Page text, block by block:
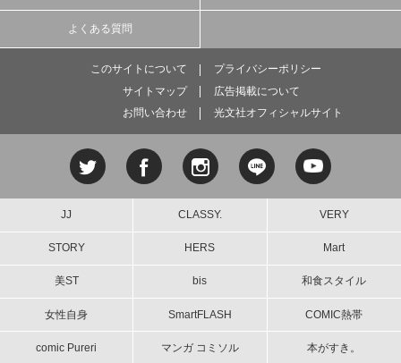
よくある質問
このサイトについて
プライバシーポリシー
サイトマップ
広告掲載について
お問い合わせ
光文社オフィシャルサイト
JJ CLASSY. VERY
STORY HERS Mart
美ST bis 和食スタイル
女性自身 SmartFLASH COMIC熱帯
comic Pureri マンガ コミソル 本がすき。